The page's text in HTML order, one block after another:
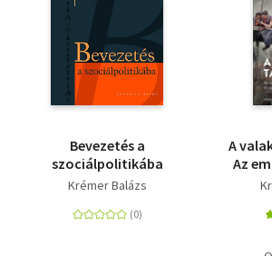
Bevezetés a
szociálpolitikába
Krémer Balázs
A
Az